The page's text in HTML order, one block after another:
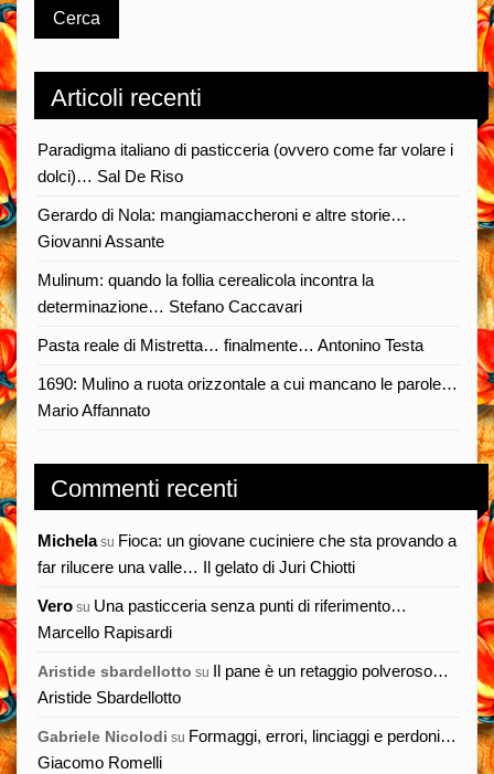
Articoli recenti
Paradigma italiano di pasticceria (ovvero come far volare i
dolci)… Sal De Riso
Gerardo di Nola: mangiamaccheroni e altre storie…
Giovanni Assante
Mulinum: quando la follia cerealicola incontra la
determinazione… Stefano Caccavari
Pasta reale di Mistretta… finalmente… Antonino Testa
1690: Mulino a ruota orizzontale a cui mancano le parole…
Mario Affannato
Commenti recenti
Michelasu Fioca: un giovane cuciniere che sta provando a
far rilucere una valle… Il gelato di Juri Chiotti
Vero su Una pasticceria senza punti di riferimento…
Marcello Rapisardi
Aristide sbardellotto su Il pane è un retaggio polveroso…
Aristide Sbardellotto
Gabriele Nicolodi su Formaggi, errori, linciaggi e perdoni…
Giacomo Romelli